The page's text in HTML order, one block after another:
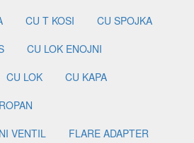
CU T KOSI
CU SPOJKA
CU LOK ENOJNI
CU LOK
CU KAPA
VENTIL
FLARE ADAPTER